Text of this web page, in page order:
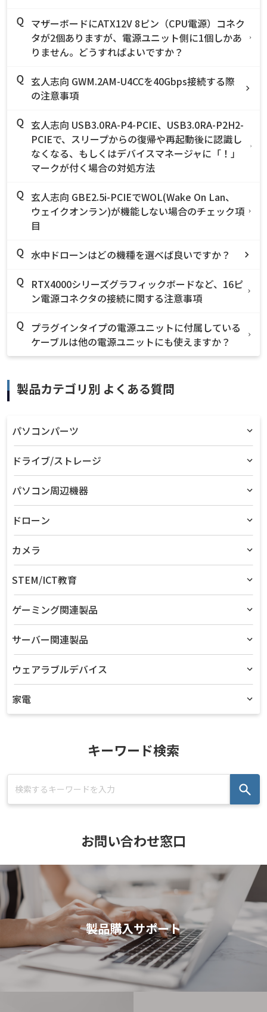
マザーボードにATX12V 8ピン（CPU電源）コネク
タが2個ありますが、電源ユニット側に1個しかあ
りません。どうすればよいですか？
玄人志向 GWM.2AM-U4CCを40Gbps接続する際
の注意事項
玄人志向 USB3.0RA-P4-PCIE、USB3.0RA-P2H2-
PCIEで、スリープからの復帰や再起動後に認識し
なくなる、もしくはデバイスマネージャに「！」
マークが付く場合の対処方法
玄人志向 GBE2.5i-PCIEでWOL(Wake On Lan、
ウェイクオンラン)が機能しない場合のチェック項
目
水中ドローンはどの機種を選べば良いですか？
RTX4000シリーズグラフィックボードなど、16ピ
ン電源コネクタの接続に関する注意事項
プラグインタイプの電源ユニットに付属している
ケーブルは他の電源ユニットにも使えますか？
製品カテゴリ別 よくある質問
パソコンパーツ
ドライブ/ストレージ
パソコン周辺機器
ドローン
カメラ
STEM/ICT教育
ゲーミング関連製品
サーバー関連製品
ウェアラブルデバイス
家電
キーワード検索
お問い合わせ窓口
製品購入サポート